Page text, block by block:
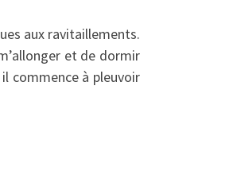
aux ravitaillements.
et de dormir
commence à pleuvoir